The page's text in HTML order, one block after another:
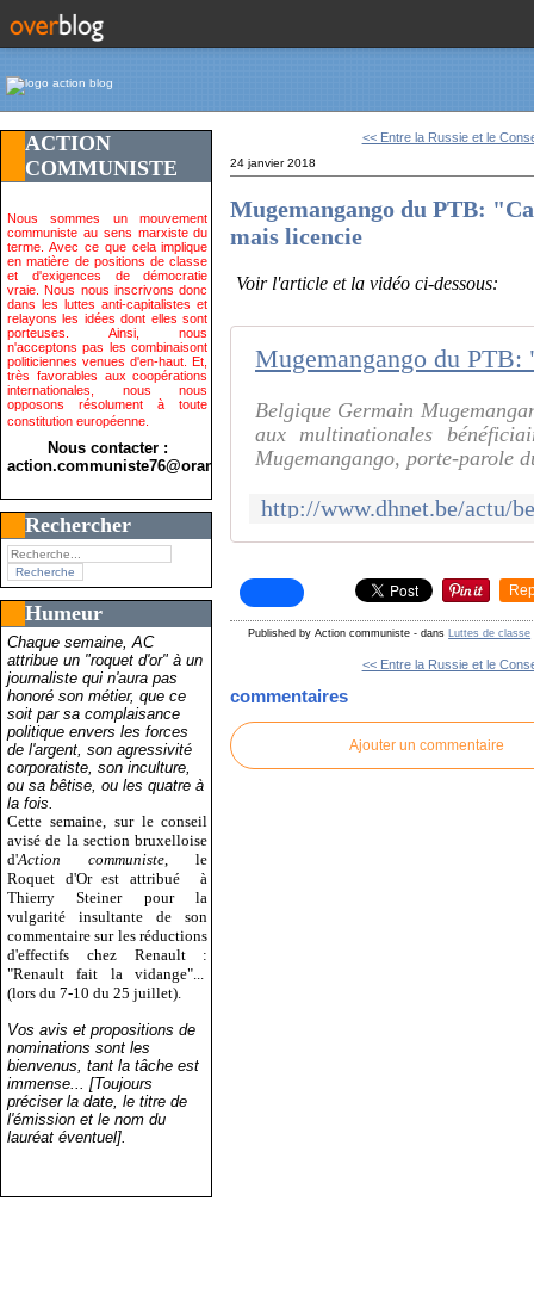
ACTION
COMMUNISTE
Nous sommes un mouvement
communiste au sens marxiste du
terme. Avec ce que cela implique
en matière de positions de classe
et d'exigences de démocratie
vraie. Nous nous inscrivons donc
dans les luttes anti-capitalistes et
relayons les idées dont elles sont
porteuses. Ainsi, nous
n'acceptons pas les combinaisont
politiciennes venues d'en-haut. Et,
très favorables aux coopérations
internationales, nous nous
opposons résolument à toute
constitution européenne.
Nous contacter :
action.communiste76@orange.fr>
Rechercher
Humeur
Chaque semaine, AC
attribue un "roquet d'or" à un
journaliste qui n'aura pas
honoré son métier, que ce
soit par sa complaisance
politique envers les forces
de l'argent, son agressivité
corporatiste, son inculture,
ou sa bêtise, ou les quatre à
la fois.
Cette semaine, sur le conseil
avisé de la section bruxelloise
d'Action communiste , le
Roquet d'Or est attribué
à
Thierry Steiner pour la
vulgarité insultante de son
commentaire sur les réductions
d'effectifs chez Renault :
"Renault fait la vidange"...
(lors du 7-10 du 25 juillet).
Vos avis et propositions de
nominations sont les
bienvenus, tant la tâche est
immense... [Toujours
préciser la date, le titre de
l'émission et le nom du
lauréat éventuel].
<< Entre la Russie et le
24 janvier 2018
Mugemangango du PTB:
mais licencie
Voir l'article et la vidéo ci-dessous:
Belgique Germain
aux multinationales
Mugemangango, porte-parole
Published by Action communiste - dans Luttes de classe
<< Entre la Russie et le
commentaires
Ajouter un commentaire